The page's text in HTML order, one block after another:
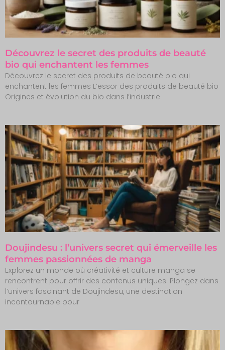
Découvrez le secret des produits de beauté
bio qui enchantent les femmes
Découvrez le secret des produits de beauté bio qui
enchantent les femmes L’essor des produits de beauté bio
Origines et évolution du bio dans l’industrie
Doujindesu : l’univers secret qui émerveille les
femmes passionnées de manga
Explorez un monde où créativité et culture manga se
rencontrent pour offrir des contenus uniques. Plongez dans
l’univers fascinant de Doujindesu, une destination
incontournable pour